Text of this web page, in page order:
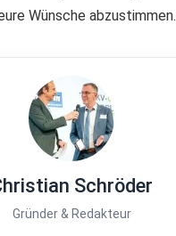
Wünsche abzustimmen.
Schröder
Gründer & Redakteur